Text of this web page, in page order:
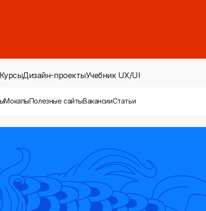
Дизайн-проектыУчебник UX/UI
МокапыПолезные сайтыВакансииСтатьи